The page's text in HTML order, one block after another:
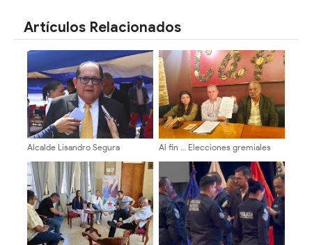
Artículos Relacionados
Alcalde Lisandro Segura
la ciudad solo con acto solemne
Al fin … Elecciones gremiales
del Colegio de Abogados de
Mérida